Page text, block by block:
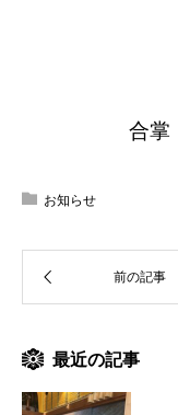
合
お知らせ
最近の記事